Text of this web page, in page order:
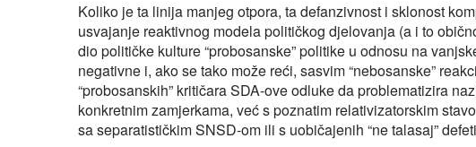
Koliko je ta linija manjeg otpora, ta defanzivnost i sklonost
usvajanje reaktivnog modela političkog djelovanja (a i to
dio političke kulture “probosanske” politike u odnosu na
negativne i, ako se tako može reći, sasvim “nebosanske”
“probosanskih” kritičara SDA-ove odluke da problematizira
konkretnim zamjerkama, već s poznatim relativizatorskim
sa separatističkim SNSD-om ili s uobičajenih “ne talasaj”